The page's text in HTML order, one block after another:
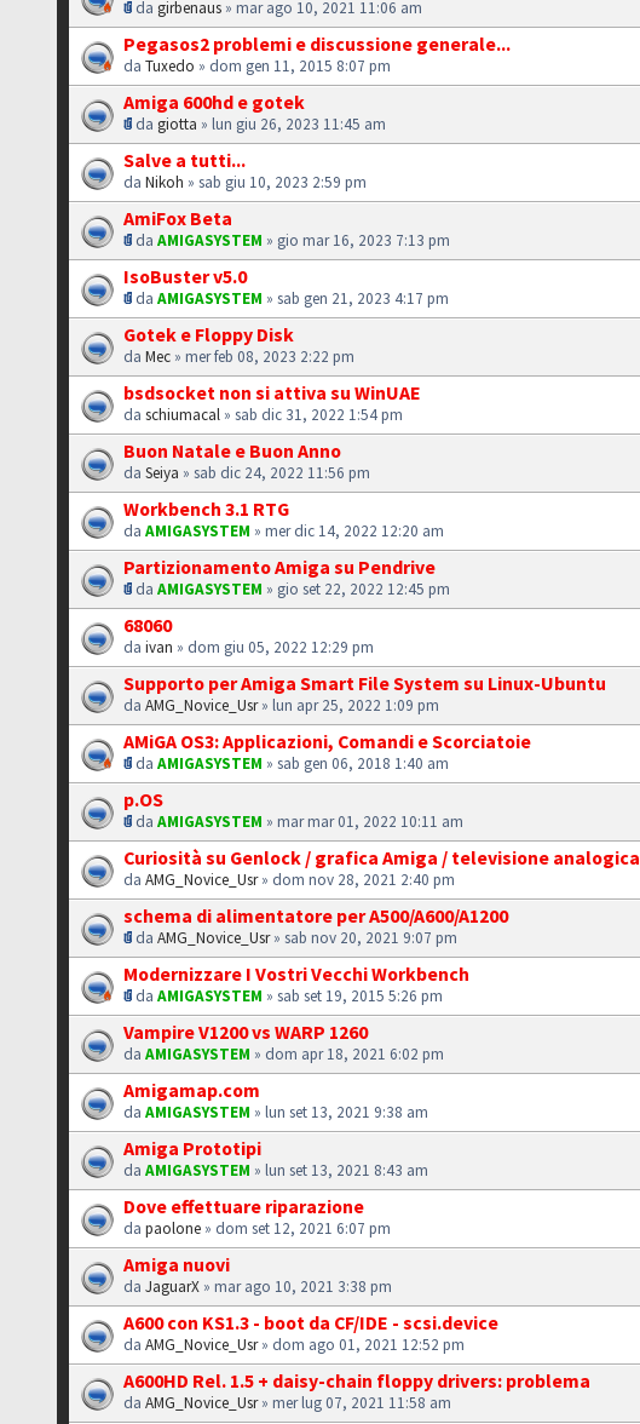
dagirbenaus » mar ago 10, 2021 11:06 am
Pegasos2 problemi e discussione generale...
daTuxedo » dom gen 11, 2015 8:07 pm
Amiga 600hd e gotek
dagiotta » lun giu 26, 2023 11:45 am
Salve a tutti...
daNikoh » sab giu 10, 2023 2:59 pm
AmiFox Beta
daAMIGASYSTEM » gio mar 16, 2023 7:13 pm
IsoBuster v5.0
daAMIGASYSTEM » sab gen 21, 2023 4:17 pm
Gotek e Floppy Disk
daMec » mer feb 08, 2023 2:22 pm
bsdsocket non si attiva su WinUAE
daschiumacal » sab dic 31, 2022 1:54 pm
Buon Natale e Buon Anno
daSeiya » sab dic 24, 2022 11:56 pm
Workbench 3.1 RTG
daAMIGASYSTEM » mer dic 14, 2022 12:20 am
Partizionamento Amiga su Pendrive
daAMIGASYSTEM » gio set 22, 2022 12:45 pm
68060
daivan » dom giu 05, 2022 12:29 pm
Supporto per Amiga Smart File System su Linux-Ubuntu
daAMG_Novice_Usr» lun apr 25, 2022 1:09 pm
AMiGA OS3: Applicazioni, Comandi e Scorciatoie
daAMIGASYSTEM » sab gen 06, 2018 1:40 am
p.OS
daAMIGASYSTEM » mar mar 01, 2022 10:11 am
Curiosità su Genlock / grafica Amiga / televisione analogica
daAMG_Novice_Usr» dom nov 28, 2021 2:40 pm
schema di alimentatore per A500/A600/A1200
daAMG_Novice_Usr» sab nov 20, 2021 9:07 pm
Modernizzare I Vostri Vecchi Workbench
daAMIGASYSTEM » sab set 19, 2015 5:26 pm
Vampire V1200 vs WARP 1260
daAMIGASYSTEM » dom apr 18, 2021 6:02 pm
Amigamap.com
daAMIGASYSTEM » lun set 13, 2021 9:38 am
Amiga Prototipi
daAMIGASYSTEM » lun set 13, 2021 8:43 am
Dove effettuare riparazione
dapaolone » dom set 12, 2021 6:07 pm
Amiga nuovi
daJaguarX » mar ago 10, 2021 3:38 pm
A600 con KS1.3 - boot da CF/IDE - scsi.device
daAMG_Novice_Usr» dom ago 01, 2021 12:52 pm
A600HD Rel. 1.5 + daisy-chain floppy drivers: problema
daAMG_Novice_Usr» mer lug 07, 2021 11:58 am